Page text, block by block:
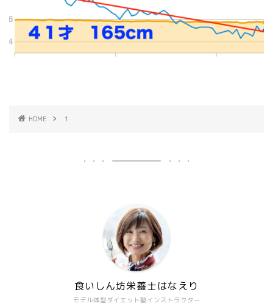
HOME 1
モデル体型ダイエット塾インストラクター
食いしん坊栄養士はなえり